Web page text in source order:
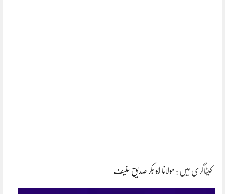
کیٹاگری میں : مولانا ابو بکر صدیق حنیف